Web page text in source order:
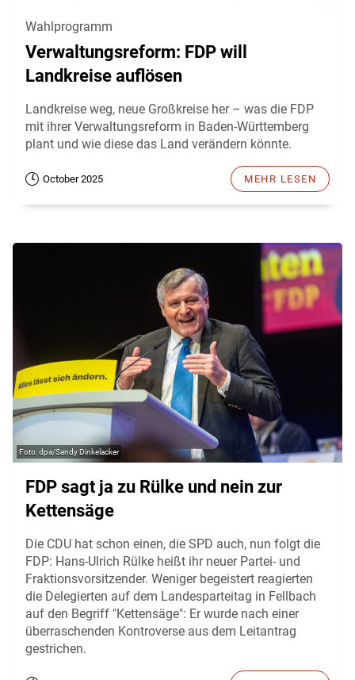
Wahlprogramm
Verwaltungsreform: FDP will
Landkreise auflösen
Landkreise weg, neue Großkreise her – was die FDP
mit ihrer Verwaltungsreform in Baden-Württemberg
plant und wie diese das Land verändern könnte.
October 2025 MEHR LESEN
dpa/Sandy Dinkelacker
FDP sagt ja zu Rülke und nein zur
Kettensäge
Die CDU hat schon einen, die SPD auch, nun folgt die
FDP: Hans-Ulrich Rülke heißt ihr neuer Partei- und
Fraktionsvorsitzender. Weniger begeistert reagierten
die Delegierten auf dem Landesparteitag in Fellbach
auf den Begriff "Kettensäge": Er wurde nach einer
überraschenden Kontroverse aus dem Leitantrag
gestrichen.